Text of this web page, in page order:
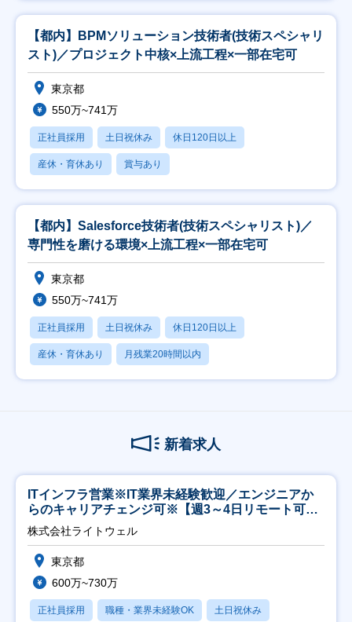
【都内】BPMソリューション技術者(技術スペシャリ
スト)／プロジェクト中核×上流工程×一部在宅可
東京都
550万~741万
正社員採用 土日祝休み 休日120日以上
産休・育休あり 賞与あり
【都内】Salesforce技術者(技術スペシャリスト)／
専門性を磨ける環境×上流工程×一部在宅可
東京都
550万~741万
正社員採用 土日祝休み 休日120日以上
産休・育休あり 月残業20時間以内
新着求人
ITインフラ営業※IT業界未経験歓迎／エンジニアか
らのキャリアチェンジ可※【週3～4日リモート可
能】
株式会社ライトウェル
東京都
600万~730万
正社員採用 職種・業界未経験OK 土日祝休み